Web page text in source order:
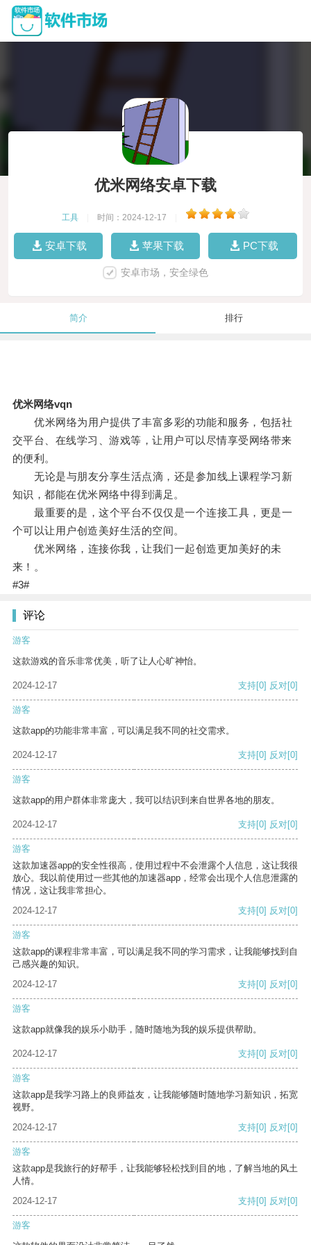
优米网络安卓下载
工具 时间：2024-12-17
安卓下载 苹果下载 PC下载
安卓市场，安全绿色
简介 排行
优米网络vqn
优米网络为用户提供了丰富多彩的功能和服务，包括社
交平台、在线学习、游戏等，让用户可以尽情享受网络带来
的便利。
无论是与朋友分享生活点滴，还是参加线上课程学习新
知识，都能在优米网络中得到满足。
最重要的是，这个平台不仅仅是一个连接工具，更是一
个可以让用户创造美好生活的空间。
优米网络，连接你我，让我们一起创造更加美好的未
来！。
#3#
评论
游客
这款游戏的音乐非常优美，听了让人心旷神怡。
2024-12-17 支持[0] 反对[0]
游客
这款app的功能非常丰富，可以满足我不同的社交需求。
2024-12-17 支持[0] 反对[0]
游客
这款app的用户群体非常庞大，我可以结识到来自世界各地的朋友。
2024-12-17 支持[0] 反对[0]
游客
这款加速器app的安全性很高，使用过程中不会泄露个人信息，这让我很
放心。我以前使用过一些其他的加速器app，经常会出现个人信息泄露的
情况，这让我非常担心。
2024-12-17
支持[0] 反对[0]
游客
这款app的课程非常丰富，可以满足我不同的学习需求，让我能够找到自
己感兴趣的知识。
2024-12-17
支持[0] 反对[0]
游客
这款app就像我的娱乐小助手，随时随地为我的娱乐提供帮助。
2024-12-17 支持[0] 反对[0]
游客
这款app是我学习路上的良师益友，让我能够随时随地学习新知识，拓宽
视野。
2024-12-17
支持[0] 反对[0]
游客
这款app是我旅行的好帮手，让我能够轻松找到目的地，了解当地的风土
人情。
2024-12-17
支持[0] 反对[0]
游客